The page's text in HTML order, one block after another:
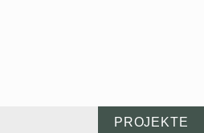
PROJEKTE